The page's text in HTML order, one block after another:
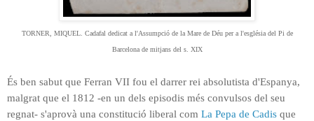
TORNER, MIQUEL. Cadafal dedicat a l'Assumpció de la Mare de Déu per a l'església del Pi de
Barcelona de mitjans del s. XIX
És ben sabut que Ferran VII fou el darrer rei absolutista d'Espanya,
malgrat que el 1812 -en un dels episodis més convulsos del seu
regnat- s'aprovà una constitució liberal com La Pepa de Cadis que